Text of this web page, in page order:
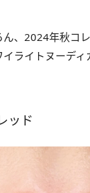
、2024年秋コ
ライトヌーディ
ッド